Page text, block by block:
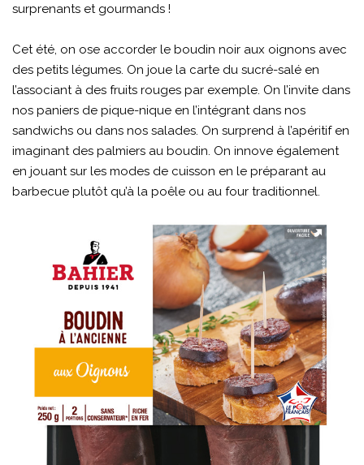
surprenants et gourmands !
Cet été, on ose accorder le boudin noir aux oignons avec
des petits légumes. On joue la carte du sucré-salé en
l’associant à des fruits rouges par exemple. On l’invite dans
nos paniers de pique-nique en l’intégrant dans nos
sandwichs ou dans nos salades. On surprend à l’apéritif en
imaginant des palmiers au boudin. On innove également
en jouant sur les modes de cuisson en le préparant au
barbecue plutôt qu’à la poêle ou au four traditionnel.